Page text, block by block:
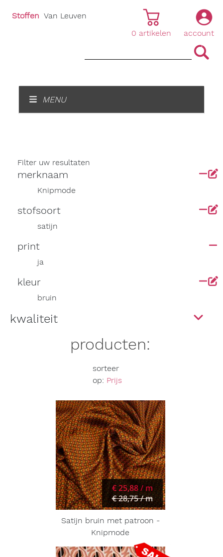
account
|
0 artikelen
Stoffen Van Leuven
MENU
Filter uw resultaten
merknaam
Knipmode
stofsoort
satijn
print
ja
kleur
bruin
kwaliteit
producten:
sorteer
op: Prijs
€ 25,88 / m
€ 28,75 / m
Satijn bruin met patroon -
Knipmode